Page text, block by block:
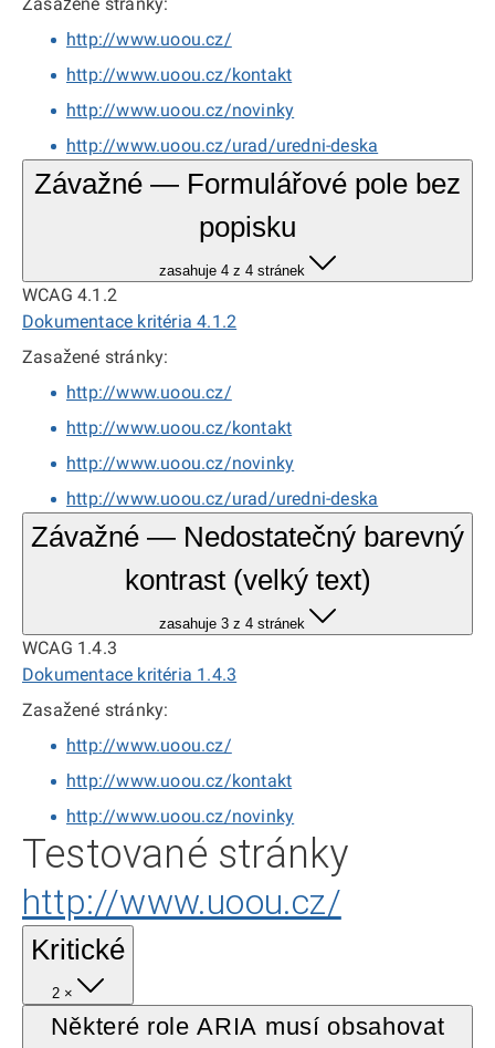
http://www.uoou.cz/
http://www.uoou.cz/kontakt
http://www.uoou.cz/novinky
http://www.uoou.cz/urad/uredni-deska
Závažné — Formulářové pole bez
popisku
zasahuje 4 z 4 stránek
WCAG 4.1.2
Dokumentace kritéria 4.1.2
Zasažené stránky:
http://www.uoou.cz/
http://www.uoou.cz/kontakt
http://www.uoou.cz/novinky
http://www.uoou.cz/urad/uredni-deska
Závažné — Nedostatečný barevný
kontrast (velký text)
zasahuje 3 z 4 stránek
WCAG 1.4.3
Dokumentace kritéria 1.4.3
Zasažené stránky:
http://www.uoou.cz/
http://www.uoou.cz/kontakt
http://www.uoou.cz/novinky
Testované stránky
http://www.uoou.cz/
Kritické
2 ×
Některé role ARIA musí obsahovat